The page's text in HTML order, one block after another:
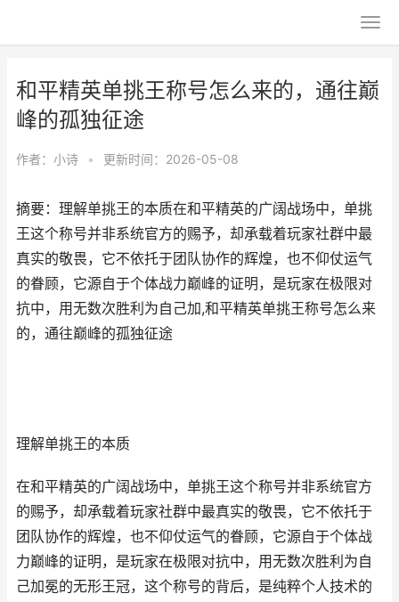
和平精英单挑王称号怎么来的，通往巅
峰的孤独征途
作者： 小诗 • 更新时间：2026-05-08
摘要：理解单挑王的本质在和平精英的广阔战场中，单挑
王这个称号并非系统官方的赐予，却承载着玩家社群中最
真实的敬畏，它不依托于团队协作的辉煌，也不仰仗运气
的眷顾，它源自于个体战力巅峰的证明，是玩家在极限对
抗中，用无数次胜利为自己加,和平精英单挑王称号怎么来
的，通往巅峰的孤独征途
理解单挑王的本质
在和平精英的广阔战场中，单挑王这个称号并非系统官方
的赐予，却承载着玩家社群中最真实的敬畏，它不依托于
团队协作的辉煌，也不仰仗运气的眷顾，它源自于个体战
力巅峰的证明，是玩家在极限对抗中，用无数次胜利为自
己加冕的无形王冠，这个称号的背后，是纯粹个人技术的